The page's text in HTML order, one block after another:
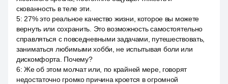
скованность в теле эти.
5: 27% это реальное качество жизни, которое вы можете
вернуть или сохранить. Это возможность самостоятельно
справляться с повседневными задачами, путешествовать,
заниматься любимыми хобби, не испытывая боли или
дискомфорта. Почему?
6:Же об этом молчат или, по крайней мере, говорят
недостаточно громко причина кроется в огромной